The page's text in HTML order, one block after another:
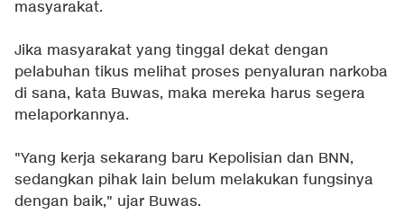
masyarakat.
Jika masyarakat yang tinggal dekat dengan
pelabuhan tikus melihat proses penyaluran narkoba
di sana, kata Buwas, maka mereka harus segera
melaporkannya.
"Yang kerja sekarang baru Kepolisian dan BNN,
sedangkan pihak lain belum melakukan fungsinya
dengan baik," ujar Buwas.